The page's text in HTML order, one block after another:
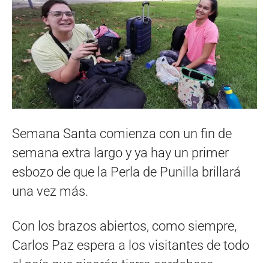
Semana Santa comienza con un fin de
semana extra largo y ya hay un primer
esbozo de que la Perla de Punilla brillará
una vez más.
Con los brazos abiertos, como siempre,
Carlos Paz espera a los visitantes de todo